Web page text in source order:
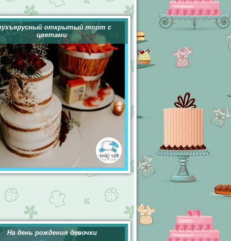
открытый торт с
цветами
На день рождения девочки